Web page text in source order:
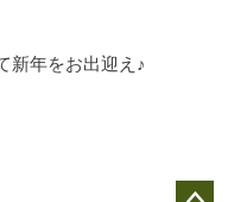
新年をお出迎え♪